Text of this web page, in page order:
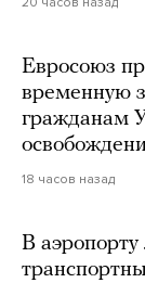
Евросоюз
временную
гражданам
18 часов назад
В